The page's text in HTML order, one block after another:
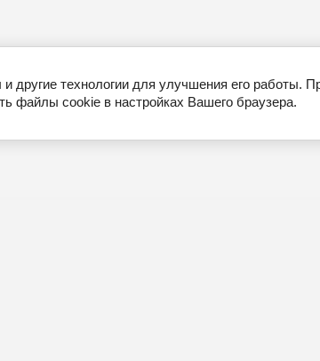
другие технологии для улучшения его работы.
файлы cookie в настройках Вашего браузера.